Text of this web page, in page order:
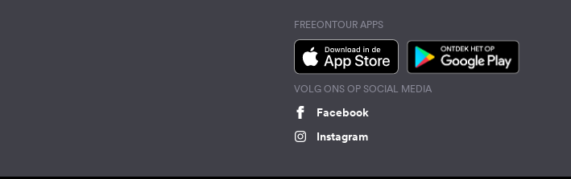
FREEONTOUR APPS
VOLG ONS OP SOCIAL MEDIA
Facebook
Instagram